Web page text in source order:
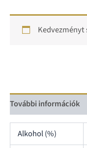
Kedvezményt
További információk
Alkohol (%)